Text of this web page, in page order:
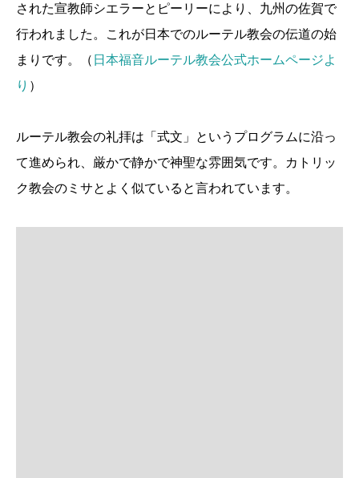
された宣教師シエラーとピーリーにより、九州の佐賀で
行われました。これが日本でのルーテル教会の伝道の始
まりです。（ 日本福音ルーテル教会公式ホームページよ
り ）
ルーテル教会の礼拝は「式文」というプログラムに沿っ
て進められ、厳かで静かで神聖な雰囲気です。カトリッ
ク教会のミサとよく似ていると言われています。